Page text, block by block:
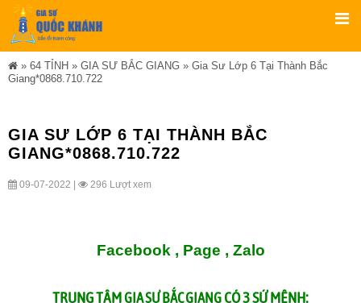
» 64 TỈNH » GIA SƯ BẮC GIANG » Gia Sư Lớp 6 Tại Thành Bắc
Giang*0868.710.722
GIA SƯ LỚP 6 TẠI THÀNH BẮC
GIANG*0868.710.722
09-07-2022 | 296 Lượt xem
Facebook , Page , Zalo
TRUNG TÂMGIA SƯ BẮC GIANGCÓ 3 SỨ MỆNH: